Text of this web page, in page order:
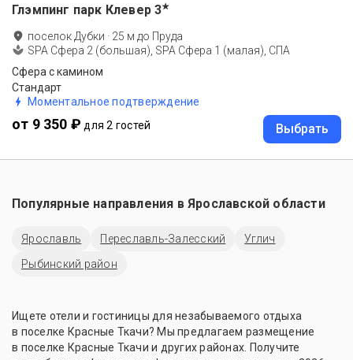
Глэмпинг парк Клевер 3★
поселок Дубки · 25 м до Пруда
SPA Сфера 2 (большая), SPA Сфера 1 (малая), СПА
Сфера с камином
Стандарт
Моментальное подтверждение
от 9 350 ₽ для 2 гостей Выбрать
Популярные направления в Ярославской области
Ярославль Переславль-Залесский
Углич
Рыбинский район
Ищете отели и гостиницы для незабываемого отдыха
в поселке Красные Ткачи? Мы предлагаем размещение
в поселке Красные Ткачи и других районах. Получите